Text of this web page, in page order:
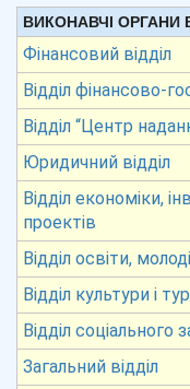
ВИКОНАВЧІ ОРГАНИ
Фінансовий відділ
Відділ фінансово-
Відділ “Центр
Юридичний відділ
Відділ економіки,
проектів
Відділ освіти,
Відділ культури і
Відділ соціального
Загальний відділ